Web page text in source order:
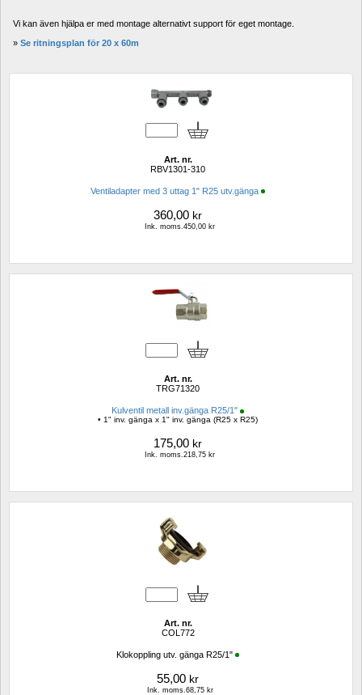
Vi kan även hjälpa er med montage alternativt support för eget montage.
» Se ritningsplan för 20 x 60m
Art. nr.
RBV1301-310
Ventiladapter med 3 uttag 1" R25 utv.gänga
360,00 kr
Ink. moms.450,00 kr
Art. nr.
TRG71320
Kulventil metall inv.gänga R25/1"
• 1" inv. gänga x 1" inv. gänga (R25 x R25)
175,00 kr
Ink. moms.218,75 kr
Art. nr.
COL772
Klokoppling utv. gänga R25/1"
55,00 kr
Ink. moms.68,75 kr